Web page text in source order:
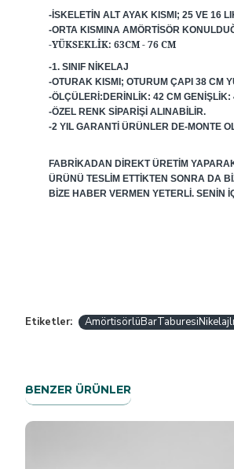
-İSKELETIN ALT AYAK KISMI; 25 VE 16
-ORTA KISMINA AMÖRTISÖR
-YÜKSEKLIK: 63CM - 76 CM
-1. SINIF NIKELAJ
-OTURAK KISMI; OTURUM ÇAPI 38 CM
-ÖLÇÜLERI:DERINLIK: 42 CM
-ÖZEL RENK SIPARIŞI ALINABILIR.
-2 YIL GARANTI ÜRÜNLER DE-MONTE
FABRIKADAN DIREKT ÜRETIM
ÜRÜNÜ TESLIM ETTIKTEN SONRA DA
BIZE HABER VERMEN YETERLI. SENIN
Etiketler: AmörtisörlüBarTaburesiNikelajlı
BENZER ÜRÜNLER